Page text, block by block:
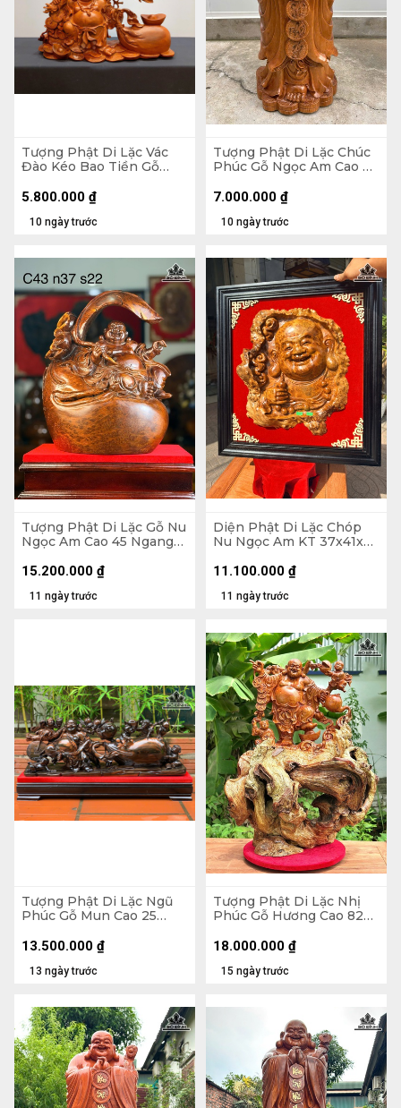
Tượng Phật Di Lặc Vác
Đào Kéo Bao Tiền Gỗ
Sâu 18 (cm)
10 ngày trước
5.800.000 ₫
Tượng Phật Di Lặc Chúc
Phúc Gỗ Ngọc Am Cao 90
10 ngày trước
7.000.000 ₫
Tượng Phật Di Lặc Gỗ Nu
Ngọc Am Cao 45 Ngang
11 ngày trước
15.200.000 ₫
Diện Phật Di Lặc Chóp
Nu Ngọc Am KT 37x41x7
11 ngày trước
11.100.000 ₫
Tượng Phật Di Lặc Ngũ
Phúc Gỗ Mun Cao 25
13 ngày trước
13.500.000 ₫
Tượng Phật Di Lặc Nhị
Phúc Gỗ Hương Cao 82
15 ngày trước
18.000.000 ₫